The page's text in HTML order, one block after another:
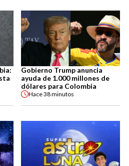
Gobierno Trump anuncia
ayuda de 1.000 millones de
dólares para Colombia
Hace38 minutos